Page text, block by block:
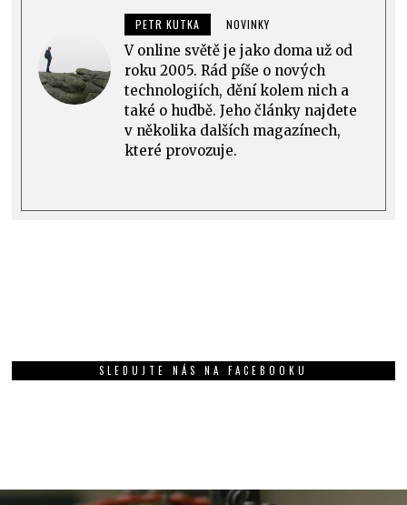
PETR KUTKA NOVINKY
V online světě je jako doma už od
roku 2005. Rád píše o nových
technologiích, dění kolem nich a
také o hudbě. Jeho články najdete
v několika dalších magazínech,
které provozuje.
SLEDUJTE NÁS NA FACEBOOKU